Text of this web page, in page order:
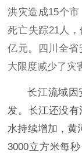
洪灾造成15个
死亡失踪21人
亿元。四川全省
大限度减少了灾
长江流域因
发。长江还没
水持续增加，黄
3000立方米每